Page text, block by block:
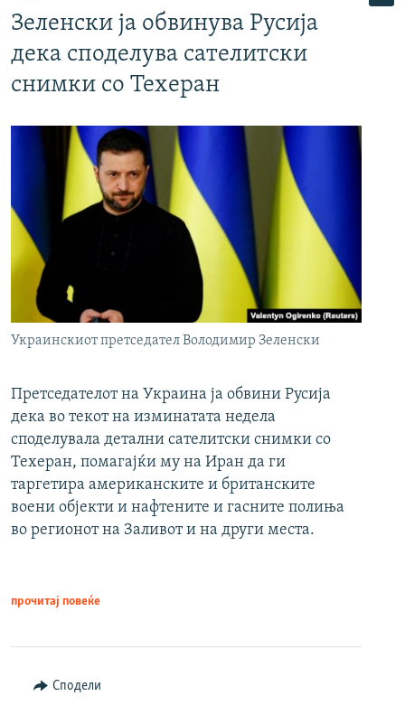
Зеленски ја обвинува Русија
дека споделува сателитски
снимки со Техеран
Украинскиот претседател Володимир Зеленски
Претседателот на Украина ја обвини Русија
дека во текот на изминатата недела
споделувала детални сателитски снимки со
Техеран, помагајќи му на Иран да ги
таргетира американските и британските
воени објекти и нафтените и гасните полиња
во регионот на Заливот и на други места.
прочитај повеќе
Сподели